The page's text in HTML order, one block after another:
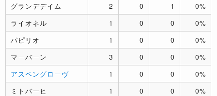
グランデデイム 2 0 1
0%
ライオネル
1 0 0
0%
パピリオ
1 0 0
0%
マーバーン
3 0 0
0%
アスペングローヴ
1 0 0
0%
ミトバーヒ
1 0 0
0%